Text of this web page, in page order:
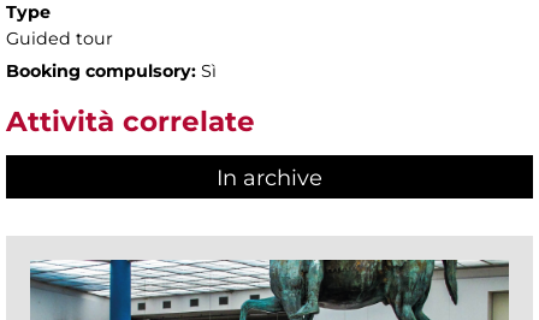
Type
Guided tour
Booking compulsory: Sì
Attività correlate
In archive